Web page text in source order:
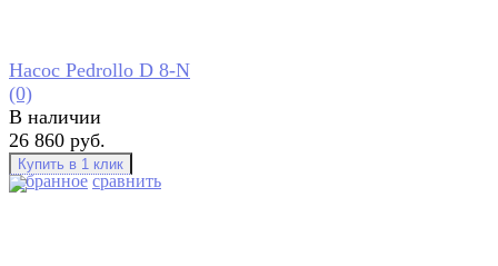
избранное сравнить
Насос Pedrollo D 8-N
(0)
В наличии
26 860 руб.